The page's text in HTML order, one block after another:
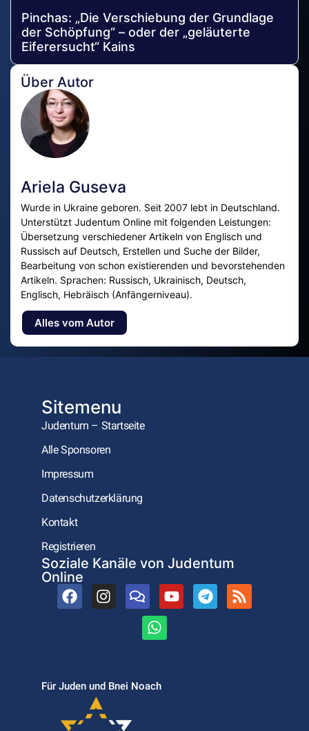
Pinchas: „Die Verschiebung der Grundlage
der Schöpfung“ – oder der „geläuterte
Eiferersucht“ Kains
Über Autor
Ariela Guseva
Wurde in Ukraine geboren. Seit 2007 lebt in Deutschland.
Unterstützt Judentum Online mit folgenden Leistungen:
Übersetzung verschiedener Artikeln von Englisch und
Russisch auf Deutsch, Erstellen und Suche der Bilder,
Bearbeitung von schon existierenden und bevorstehenden
Artikeln. Sprachen: Russisch, Ukrainisch, Deutsch,
Englisch, Hebräisch (Anfängerniveau).
Alles vom Autor
Sitemenu
Judentum – Startseite
Alle Sponsoren
Impressum
Datenschutzerklärung
Kontakt
Registrieren
Soziale Kanäle von Judentum
Online
Für Juden und Bnei Noach